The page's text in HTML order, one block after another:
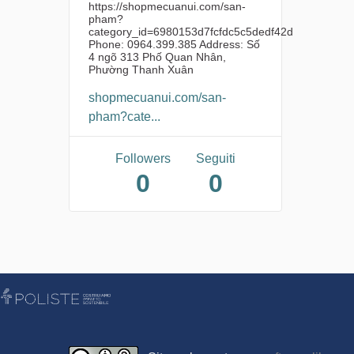
https://shopmecuanui.com/san-
pham?
category_id=6980153d7fcfdc5c5dedf42d
Phone: 0964.399.385 Address: Số
4 ngõ 313 Phố Quan Nhân,
Phường Thanh Xuân
shopmecuanui.com/san-
pham?cate...
Followers
0
Seguiti
0